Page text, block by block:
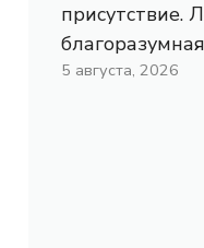
присутствие.
благоразумная
5 августа, 2026